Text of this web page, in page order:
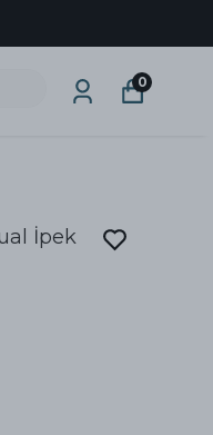
0
İpek